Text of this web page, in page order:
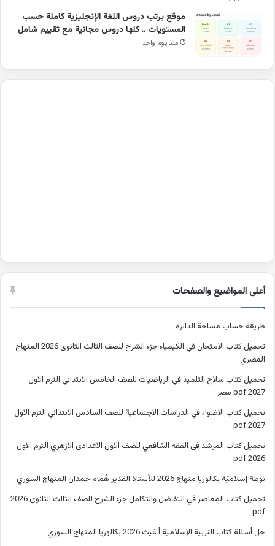
موقع يرتب دروس اللغة الإنجليزية كاملة حسب
المستويات .. كلها دروس مجانية مع تقييم شامل
منذ يوم واحد
أعلى المواضيع والصفحات
طريقة حساب مساحة الدائرة
تحميل كتاب الامتحان في الكيمياء جزء الشرح للصف الثالث الثانوى 2026 المنهاج
المصري
تحميل كتاب سلاح التلميذ في الرياضيات للصف الخامس الابتدائي الترم الاول
2027 pdf مصر
تحميل كتاب الاضواء في الدراسات الاجتماعية للصف السادس الابتدائي الترم الاول
2027 pdf
تحميل كتاب المرشد فى الفقه الشافعي للصف الاول الاعدادى الازهري الترم الاول
2026 pdf
نوطة إسلاميّة بكالوريا منهاج 2026 للأستاذ القدير هُمام حَمدان المنهاج السوري
تحميل كتاب المعاصر في التفاضل والتكامل جزء الشرح للصف الثالث الثانوى 2026
pdf
حل أسئلة كتاب التربية الإسلامية أ غيث 2026 بكالوريا المنهاج السوري